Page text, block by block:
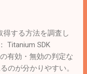
phalcon # ldconfig
ト Titaniumの開発で
しているので端末に
う １．PhpStorm 8
の機能を試
Access Program)
得する方法を調査し
Titanium SDK
有効・無効の判定な
のが分かりやすい。